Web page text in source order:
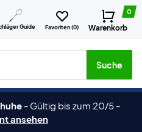
Guide Favoriten (0)
0
Warenkorb
Marken usw.
Suche
- Gültig bis zum 20/5 -
ansehen